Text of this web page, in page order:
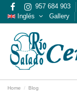
957 684 903
Inglés
Gallery
Home Blog